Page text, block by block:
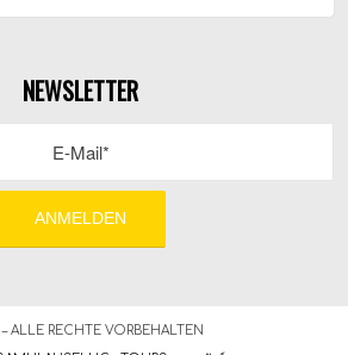
NEWSLETTER
– ALLE RECHTE VORBEHALTEN